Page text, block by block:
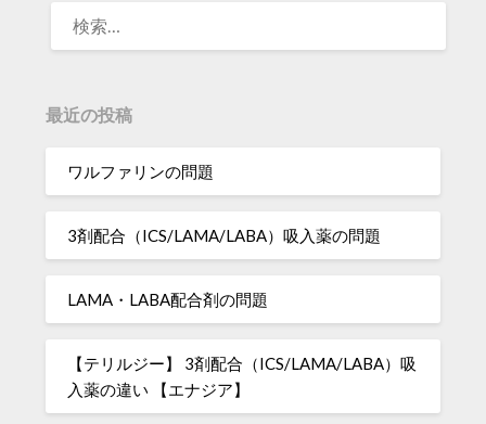
最近の投稿
ワルファリンの問題
3剤配合（ICS/LAMA/LABA）吸入薬の問題
LAMA・LABA配合剤の問題
【テリルジー】 3剤配合（ICS/LAMA/LABA）吸
入薬の違い 【エナジア】